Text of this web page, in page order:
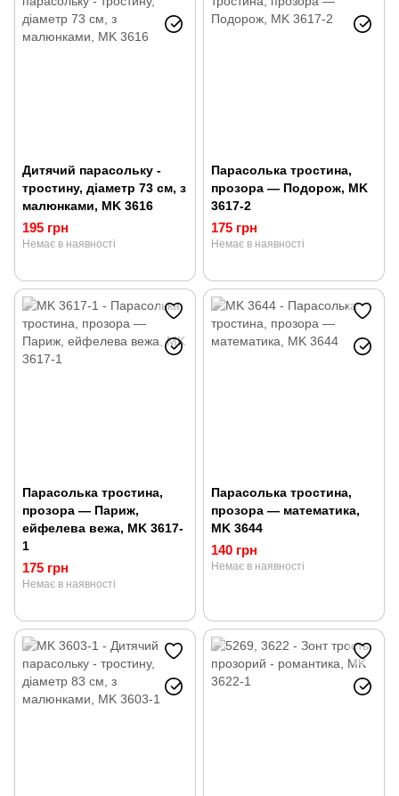
Дитячий парасольку -
тростину, діаметр 73 см, з
малюнками, MK 3616
195 грн
Немає в наявності
Парасолька тростина,
прозора — Подорож, MK
3617-2
175 грн
Немає в наявності
Парасолька тростина,
прозора — Париж,
ейфелева вежа, MK 3617-
1
175 грн
Немає в наявності
Парасолька тростина,
прозора — математика,
MK 3644
140 грн
Немає в наявності